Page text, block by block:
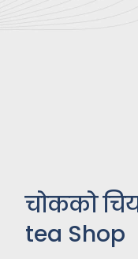
चोकको
tea Shop